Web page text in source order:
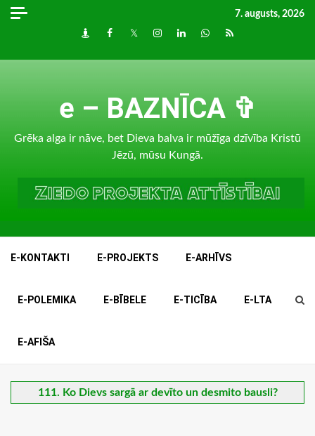
Skip
7. augusts, 2026
DraugiemFacebook
TwitterInstagram
LinkedInwhatsapp
RSS
e – BAZNĪCA ✞
Grēka alga ir nāve, bet Dieva balva ir mūžīga dzīvība Kristū
Jēzū, mūsu Kungā.
E-KONTAKTI E-PROJEKTS E-ARHĪVS
E-POLEMIKA E-BĪBELE E-TICĪBA E-LTA
E-AFIŠA
111. Ko Dievs sargā ar devīto un desmito bausli?